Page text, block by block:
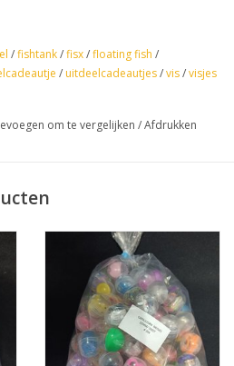
/fishtank/fisx/floating fish /
/ uitdeelcadeautjes/vis/visjes
om te vergelijken /Afdrukken